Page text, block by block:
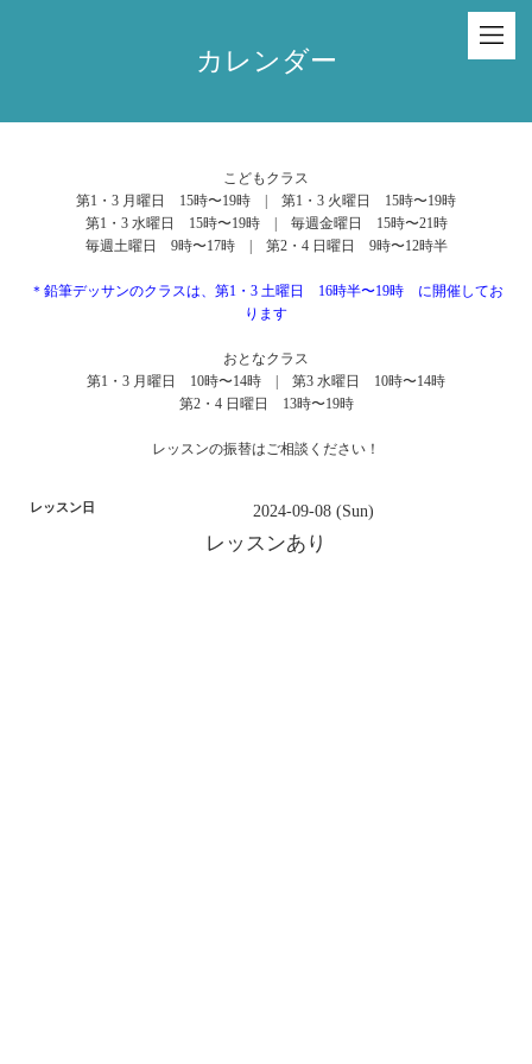
カレンダー
こどもクラス
第1・3 月曜日 15時〜19時 | 第1・3 火曜日 15時〜19時
第1・3 水曜日 15時〜19時 | 毎週金曜日 15時〜21時
毎週土曜日 9時〜17時 | 第2・4 日曜日 9時〜12時半
＊鉛筆デッサンのクラスは、第1・3 土曜日 16時半〜19時 に開催してお
ります
おとなクラス
第1・3 月曜日 10時〜14時 | 第3 水曜日 10時〜14時
第2・4 日曜日 13時〜19時
レッスンの振替はご相談ください！
レッスン日 2024-09-08 (Sun)
レッスンあり